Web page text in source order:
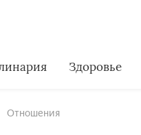
Здоровье
Отношения